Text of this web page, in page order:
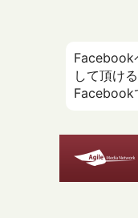
Facebook
して頂け
Facebook